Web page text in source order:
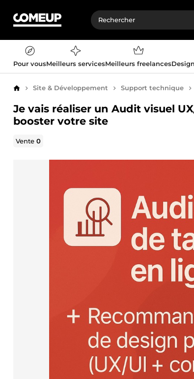
Pour vousMeilleurs servicesMeilleurs freelances
AccueilSite & Développement Support technique
Je vais réaliser un Audit visuel
booster votre site
Vente0